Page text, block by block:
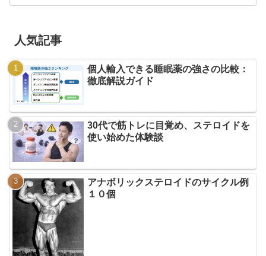
人気記事
個人輸入できる睡眠薬の強さの比較：
徹底解説ガイド
30代で筋トレに目覚め、ステロイドを
使い始めた体験談
アナボリックステロイドのサイクル例
１０個